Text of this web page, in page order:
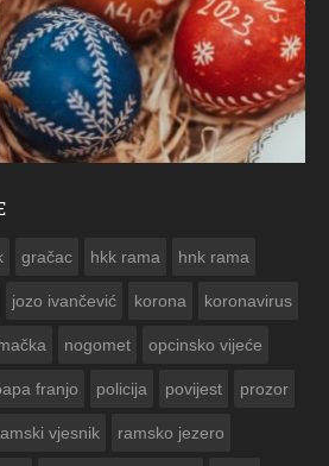
gračac hkk rama hnk rama
jozo ivančević korona koronavirus
nogomet opcinsko vijeće
franjo policija povijest prozor
vjesnik ramsko jezero